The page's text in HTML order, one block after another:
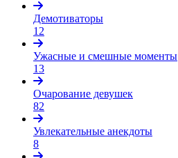
Демотиваторы
12
Ужасные и смешные моменты
13
Очарование девушек
82
Увлекательные анекдоты
8